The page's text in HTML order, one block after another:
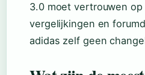
3.0 moet vertrouwen op
vergelijkingen en
adidas zelf geen